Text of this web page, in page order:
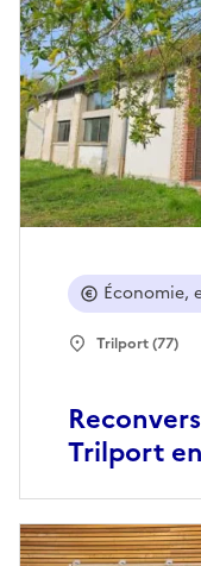
Trilport
Économie,
Trilport (77)